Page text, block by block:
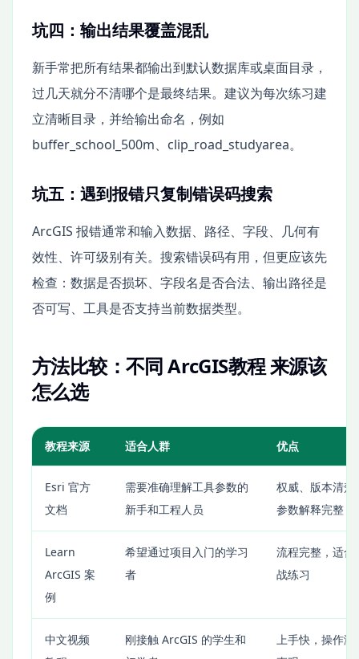
坑四：输出结果覆盖混乱
新手常把所有结果都输出到默认数据库或桌面目录，
过几天就分不清哪个是最终结果。建议为每次练习建
立清晰目录，并给输出命名，例如
buffer_school_500m、clip_road_studyarea。
坑五：遇到报错只复制错误码搜索
ArcGIS 报错通常和输入数据、路径、字段、几何有
效性、许可级别有关。搜索错误码有用，但更应该先
检查：数据是否损坏、字段名是否合法、输出路径是
否可写、工具是否支持当前数据类型。
方法比较：不同 ArcGIS教程 来源该
怎么选
教程来源 适合人群 优点
Esri 官方
文档
需要准确理解工具参数的
新手和工程人员
权威、版本清楚
参数解释完整
Learn
ArcGIS 案
例
希望通过项目入门的学习
者
流程完整，适合
战练习
中文视频
刚接触 ArcGIS 的学生和
上手快，操作演